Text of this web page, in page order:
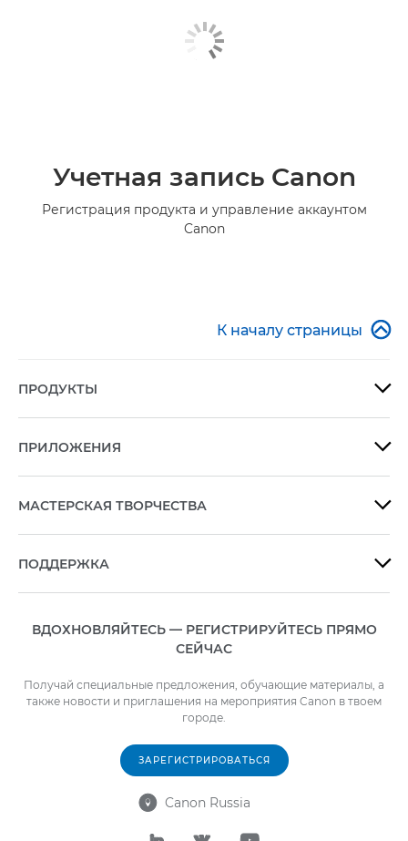
Учетная запись Canon
Регистрация продукта и управление аккаунтом
Canon
К началу страницы 
ПРОДУКТЫ 
ПРИЛОЖЕНИЯ 
МАСТЕРСКАЯ ТВОРЧЕСТВА 
ПОДДЕРЖКА 
ВДОХНОВЛЯЙТЕСЬ — РЕГИСТРИРУЙТЕСЬ ПРЯМО
СЕЙЧАС
Получай специальные предложения, обучающие материалы, а
также новости и приглашения на мероприятия Canon в твоем
городе.
ЗАРЕГИСТРИРОВАТЬСЯ
 Canon Russia